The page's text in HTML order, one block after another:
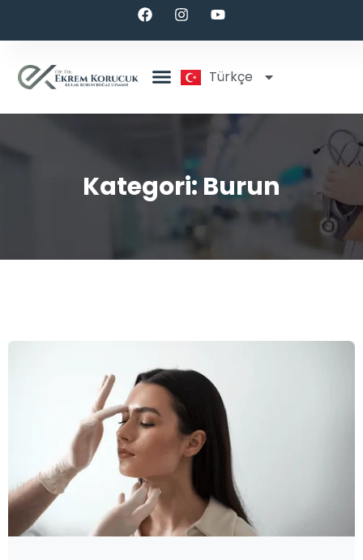
Türkçe
English
Kategori:Burun